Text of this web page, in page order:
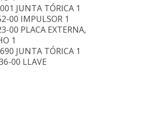
JUNTA TÓRICA 1
00 IMPULSOR 1
00 PLACA EXTERNA,
1
JUNTA TÓRICA 1
00 LLAVE